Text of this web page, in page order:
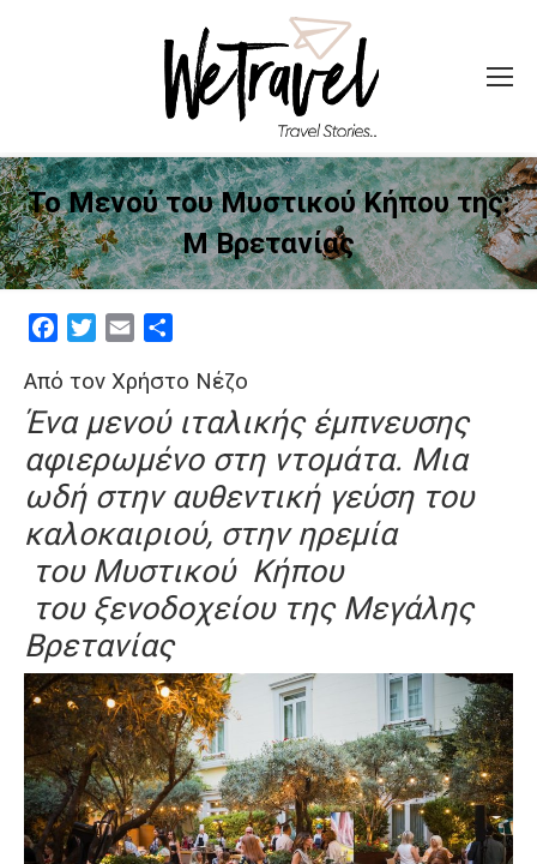
Το Μενού του Μυστικού Κήπου της:
Μ Βρετανίας
FacebookTwitterEmail
Από τον Χρήστο Νέζο
Ένα μενού ιταλικής έμπνευσης
αφιερωμένο στη ντομάτα. Μια
ωδή στην αυθεντική γεύση του
καλοκαιριού, στην ηρεμία
του Μυστικού Κήπου
του ξενοδοχείου της Μεγάλης
Βρετανίας